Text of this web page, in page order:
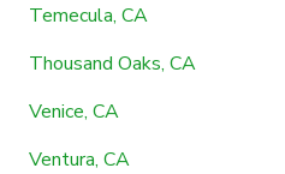
Temecula, CA
Thousand Oaks, CA
Venice, CA
Ventura, CA